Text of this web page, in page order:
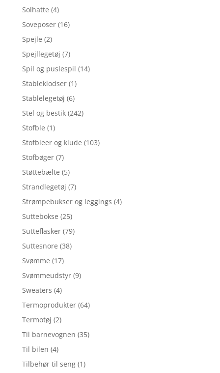
Solhatte (4)
Soveposer (16)
Spejle (2)
Spejllegetøj (7)
Spil og puslespil (14)
Stableklodser (1)
Stablelegetøj (6)
Stel og bestik (242)
Stofble (1)
Stofbleer og klude (103)
Stofbøger (7)
Støttebælte (5)
Strandlegetøj (7)
Strømpebukser og leggings (4)
Suttebokse (25)
Sutteflasker (79)
Suttesnore (38)
Svømme (17)
Svømmeudstyr (9)
Sweaters (4)
Termoprodukter (64)
Termotøj (2)
Til barnevognen (35)
Til bilen (4)
Tilbehør til seng (1)